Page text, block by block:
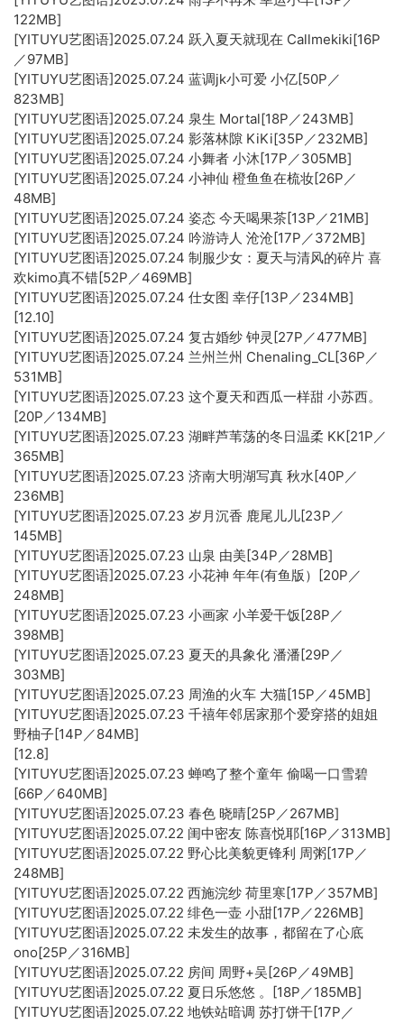
122MB]
[YITUYU艺图语]2025.07.24 跃入夏天就现在 Callmekiki[16P
／97MB]
[YITUYU艺图语]2025.07.24 蓝调jk小可爱 小亿[50P／
823MB]
[YITUYU艺图语]2025.07.24 泉生 Mortal[18P／243MB]
[YITUYU艺图语]2025.07.24 影落林隙 KiKi[35P／232MB]
[YITUYU艺图语]2025.07.24 小舞者 小沐[17P／305MB]
[YITUYU艺图语]2025.07.24 小神仙 橙鱼鱼在梳妆[26P／
48MB]
[YITUYU艺图语]2025.07.24 姿态 今天喝果茶[13P／21MB]
[YITUYU艺图语]2025.07.24 吟游诗人 沧沧[17P／372MB]
[YITUYU艺图语]2025.07.24 制服少女：夏天与清风的碎片 喜
欢kimo真不错[52P／469MB]
[YITUYU艺图语]2025.07.24 仕女图 幸仔[13P／234MB]
[12.10]
[YITUYU艺图语]2025.07.24 复古婚纱 钟灵[27P／477MB]
[YITUYU艺图语]2025.07.24 兰州兰州 Chenaling_CL[36P／
531MB]
[YITUYU艺图语]2025.07.23 这个夏天和西瓜一样甜 小苏西。
[20P／134MB]
[YITUYU艺图语]2025.07.23 湖畔芦苇荡的冬日温柔 KK[21P／
365MB]
[YITUYU艺图语]2025.07.23 济南大明湖写真 秋水[40P／
236MB]
[YITUYU艺图语]2025.07.23 岁月沉香 鹿尾儿儿[23P／
145MB]
[YITUYU艺图语]2025.07.23 山泉 由美[34P／28MB]
[YITUYU艺图语]2025.07.23 小花神 年年(有鱼版）[20P／
248MB]
[YITUYU艺图语]2025.07.23 小画家 小羊爱干饭[28P／
398MB]
[YITUYU艺图语]2025.07.23 夏天的具象化 潘潘[29P／
303MB]
[YITUYU艺图语]2025.07.23 周渔的火车 大猫[15P／45MB]
[YITUYU艺图语]2025.07.23 千禧年邻居家那个爱穿搭的姐姐
野柚子[14P／84MB]
[12.8]
[YITUYU艺图语]2025.07.23 蝉鸣了整个童年 偷喝一口雪碧
[66P／640MB]
[YITUYU艺图语]2025.07.23 春色 晓晴[25P／267MB]
[YITUYU艺图语]2025.07.22 闺中密友 陈喜悦耶[16P／313MB]
[YITUYU艺图语]2025.07.22 野心比美貌更锋利 周粥[17P／
248MB]
[YITUYU艺图语]2025.07.22 西施浣纱 荷里寒[17P／357MB]
[YITUYU艺图语]2025.07.22 绯色一壶 小甜[17P／226MB]
[YITUYU艺图语]2025.07.22 未发生的故事，都留在了心底
ono[25P／316MB]
[YITUYU艺图语]2025.07.22 房间 周野+吴[26P／49MB]
[YITUYU艺图语]2025.07.22 夏日乐悠悠 。[18P／185MB]
[YITUYU艺图语]2025.07.22 地铁站暗调 苏打饼干[17P／